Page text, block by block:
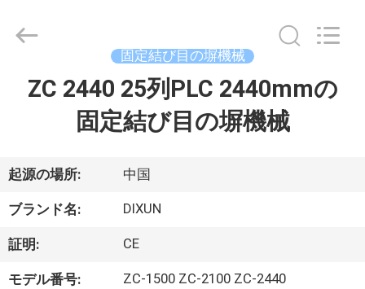
品
VR
Anping
Dixun
固定結び目の塀機械
ZC 2440 25列PLC 2440mmの
固定結び目の塀機械
起源の場所: 中国
ブランド名: DIXUN
証明: CE
モデル番号: ZC-1500 ZC-2100 ZC-2440